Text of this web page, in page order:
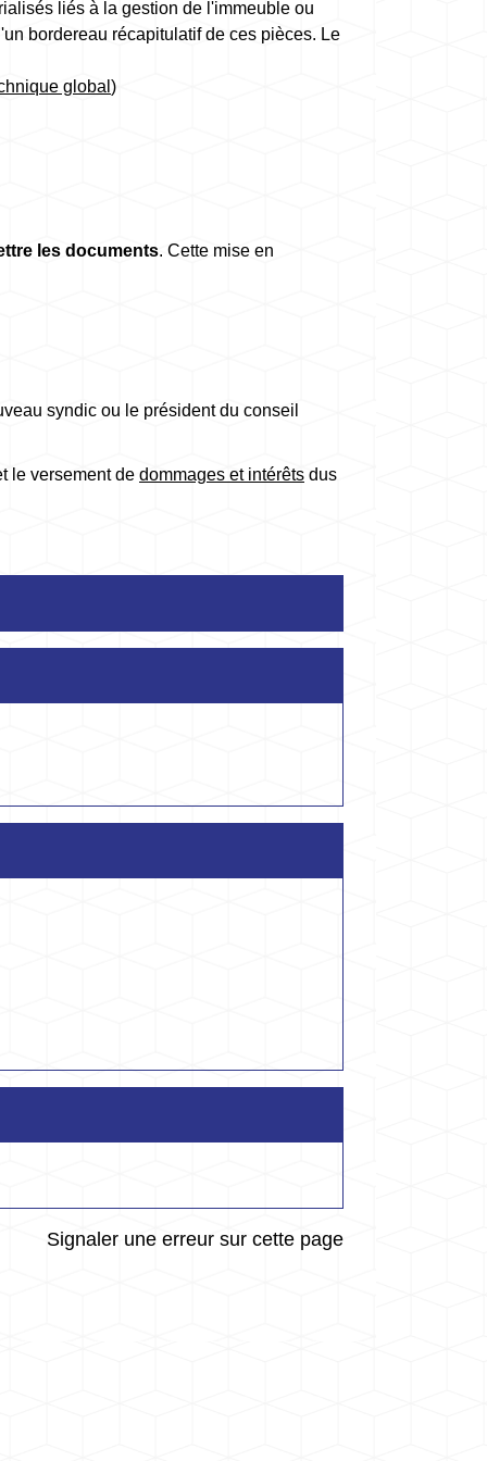
liés à la gestion de l'immeuble ou
bordereau récapitulatif de ces pièces. Le
global )
les documents. Cette mise en
syndic ou le président du conseil
le versement de dommages et intérêts dus
Signaler une erreur sur cette page